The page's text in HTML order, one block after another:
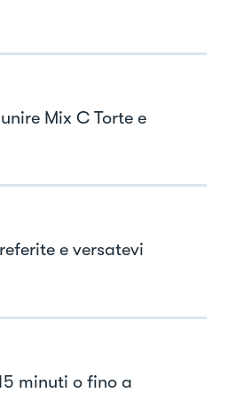
Mix C Torte e
e versatevi
minuti o fino a